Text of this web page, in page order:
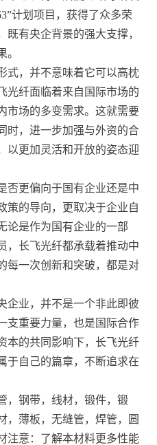
计划项目，获得了众多荣
有央企背景的强大支撑，
。
式，并不意味着它可以高枕
光纤面临着来自国际市场的
市场的多变需求。这就需要
时，进一步加强与外资的合
以更加灵活和开放的姿态迎
否更偏向于国有企业还是中
策的导向，更取决于企业自
论是作为国有企业的一部
，长飞光纤都承载着推动中
每一次创新和突破，都是对
企业，并不是一个非此即彼
支重要力量，也是国际合作
本的共同影响下，长飞光纤
于自己的篇章，不断追求在
，钢带，线材，锻件，锻
，薄板，无缝管，焊管，圆
注意：了解本材料更多性能